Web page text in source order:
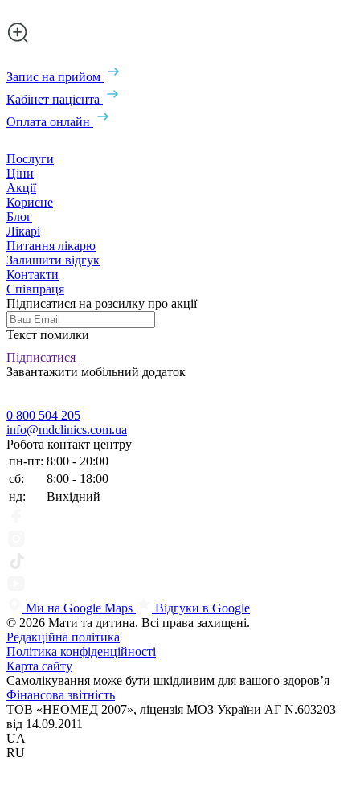
Запис на прийом
Кабінет пацієнта
Оплата онлайн
Послуги
Ціни
Акції
Корисне
Блог
Лікарі
Питання лікарю
Залишити відгук
Контакти
Співпраця
Підписатися на розсилку про акції
Текст помилки
Підписатися
Завантажити мобільний додаток
0 800 504 205
info@mdclinics.com.ua
Робота контакт центру
пн-пт: 8:00 - 20:00
сб:
8:00 - 18:00
нд:
Вихідний
Ми на Google Maps
Відгуки в Google
© 2026 Мати та дитина. Всі права захищені.
Редакційна політика
Політика конфіденційності
Карта сайту
Самолікування може бути шкідливим для вашого здоров’я
Фінансова звітність
ТОВ «НЕОМЕД 2007», ліцензія МОЗ України АГ N.603203
від 14.09.2011
UA
RU